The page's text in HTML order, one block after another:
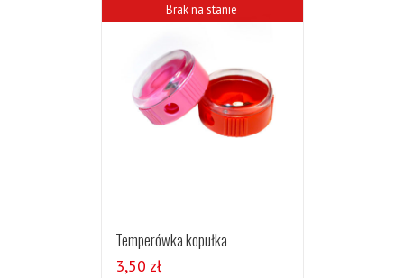
Brak na stanie
Temperówka kopułka
3,50 zł